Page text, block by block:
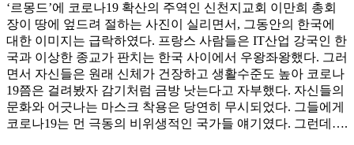
‘르몽드’에 코로나19 확산의 주역인 신천지교회 이만희 총회
장이 땅에 엎드려 절하는 사진이 실리면서, 그동안의 한국에
대한 이미지는 급락하였다. 프랑스 사람들은 IT산업 강국인 한
국과 이상한 종교가 판치는 한국 사이에서 우왕좌왕했다. 그러
면서 자신들은 원래 신체가 건장하고 생활수준도 높아 코로나
19쯤은 걸려봤자 감기처럼 금방 낫는다고 자부했다. 자신들의
문화와 어긋나는 마스크 착용은 당연히 무시되었다. 그들에게
코로나19는 먼 극동의 비위생적인 국가들 얘기였다. 그런데….